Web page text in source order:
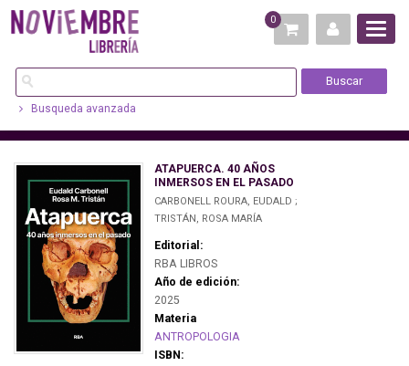
0
Busqueda avanzada
ATAPUERCA. 40 AÑOS
INMERSOS EN EL PASADO
CARBONELL ROURA, EUDALD ;
TRISTÁN, ROSA MARÍA
Editorial:
RBA LIBROS
Año de edición:
2025
Materia
ANTROPOLOGIA
ISBN: